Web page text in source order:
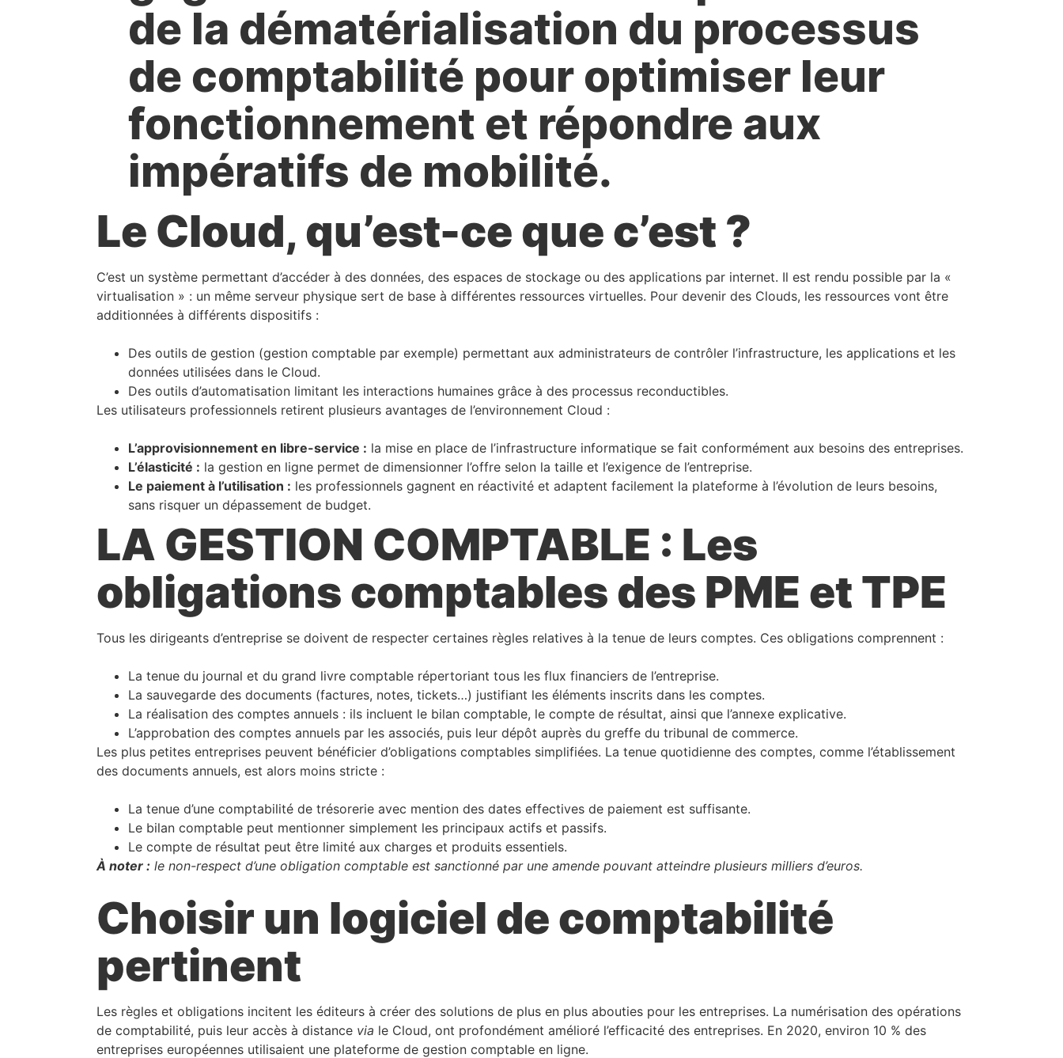
de la dématérialisation du processus
de comptabilité pour optimiser leur
fonctionnement et répondre aux
impératifs de mobilité.
Le Cloud, qu’est-ce que c’est ?
C’est un système permettant d’accéder à des données, des espaces de stockage ou des applications par internet. Il est rendu possible par la «
virtualisation » : un même serveur physique sert de base à différentes ressources virtuelles. Pour devenir des Clouds, les ressources vont être
additionnées à différents dispositifs :
Des outils de gestion (gestion comptable par exemple) permettant aux administrateurs de contrôler l’infrastructure, les applications et les
données utilisées dans le Cloud.
Des outils d’automatisation limitant les interactions humaines grâce à des processus reconductibles.
Les utilisateurs professionnels retirent plusieurs avantages de l’environnement Cloud :
L’approvisionnement en libre-service : la mise en place de l’infrastructure informatique se fait conformément aux besoins des entreprises.
L’élasticité : la gestion en ligne permet de dimensionner l’offre selon la taille et l’exigence de l’entreprise.
Le paiement à l’utilisation : les professionnels gagnent en réactivité et adaptent facilement la plateforme à l’évolution de leurs besoins,
sans risquer un dépassement de budget.
LA GESTION COMPTABLE : Les
obligations comptables des PME et TPE
Tous les dirigeants d’entreprise se doivent de respecter certaines règles relatives à la tenue de leurs comptes. Ces obligations comprennent :
La tenue du journal et du grand livre comptable répertoriant tous les flux financiers de l’entreprise.
La sauvegarde des documents (factures, notes, tickets…) justifiant les éléments inscrits dans les comptes.
La réalisation des comptes annuels : ils incluent le bilan comptable, le compte de résultat, ainsi que l’annexe explicative.
L’approbation des comptes annuels par les associés, puis leur dépôt auprès du greffe du tribunal de commerce.
Les plus petites entreprises peuvent bénéficier d’obligations comptables simplifiées. La tenue quotidienne des comptes, comme l’établissement
des documents annuels, est alors moins stricte :
La tenue d’une comptabilité de trésorerie avec mention des dates effectives de paiement est suffisante.
Le bilan comptable peut mentionner simplement les principaux actifs et passifs.
Le compte de résultat peut être limité aux charges et produits essentiels.
À noter : le non-respect d’une obligation comptable est sanctionné par une amende pouvant atteindre plusieurs milliers d’euros.
Choisir un logiciel de comptabilité
pertinent
Les règles et obligations incitent les éditeurs à créer des solutions de plus en plus abouties pour les entreprises. La numérisation des opérations
de comptabilité, puis leur accès à distance via le Cloud, ont profondément amélioré l’efficacité des entreprises. En 2020, environ 10 % des
entreprises européennes utilisaient une plateforme de gestion comptable en ligne.